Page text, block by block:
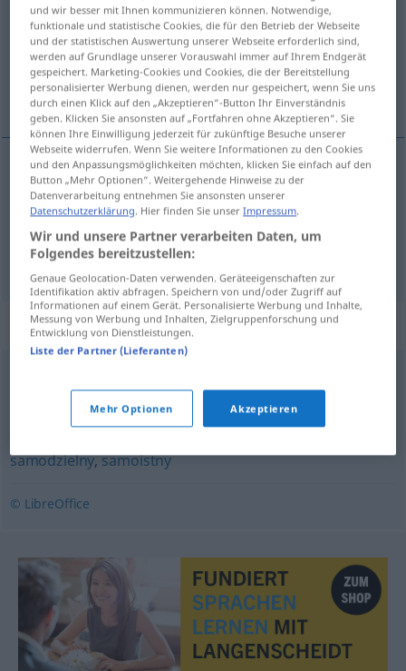
Übersicht aller Übersetzungen
(Für mehr Details die Übersetzung anklicken/antippen)
getrennt, eigen
getrennt osobnyoddzielny
eigen osobnywłasny
Synonyme für "osobny"
indywidualny,jedyny,pojedynczy,samotny
autonomiczny,niezależny,oddzielny,odrębny,
samodzielny,samoistny
© LibreOffice
und wir besser mit Ihnen kommunizieren können. Notwendige,
funktionale und statistische Cookies, die für den Betrieb der Webseite
und der statistischen Auswertung unserer Webseite erforderlich sind,
werden auf Grundlage unserer Vorauswahl immer auf Ihrem Endgerät
gespeichert. Marketing-Cookies und Cookies, die der Bereitstellung
personalisierter Werbung dienen, werden nur gespeichert, wenn Sie uns
durch einen Klick auf den „Akzeptieren“-Button Ihr Einverständnis
geben. Klicken Sie ansonsten auf „Fortfahren ohne Akzeptieren“. Sie
können Ihre Einwilligung jederzeit für zukünftige Besuche unserer
Webseite widerrufen. Wenn Sie weitere Informationen zu den Cookies
und den Anpassungsmöglichkeiten möchten, klicken Sie einfach auf den
Button „Mehr Optionen“. Weitergehende Hinweise zu der
Datenverarbeitung entnehmen Sie ansonsten unserer
Datenschutzerklärung. Hier finden Sie unserImpressum.
Wir und unsere Partner verarbeiten Daten, um
Folgendes bereitzustellen:
Genaue Geolocation-Daten verwenden. Geräteeigenschaften zur
Identifikation aktiv abfragen. Speichern von und/oder Zugriff auf
Informationen auf einem Gerät. Personalisierte Werbung und Inhalte,
Messung von Werbung und Inhalten, Zielgruppenforschung und
Entwicklung von Dienstleistungen.
Liste der Partner (Lieferanten)
Mehr Optionen Akzeptieren